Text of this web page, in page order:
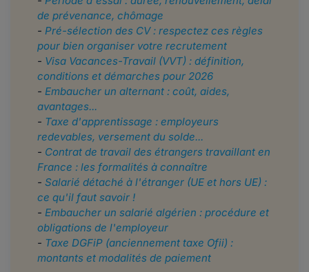
de prévenance, chômage
- Pré-sélection des CV : respectez ces règles
pour bien organiser votre recrutement
- Visa Vacances-Travail (VVT) : définition,
conditions et démarches pour 2026
- Embaucher un alternant : coût, aides,
avantages...
- Taxe d'apprentissage : employeurs
redevables, versement du solde...
- Contrat de travail des étrangers travaillant en
France : les formalités à connaître
- Salarié détaché à l'étranger (UE et hors UE) :
ce qu'il faut savoir !
- Embaucher un salarié algérien : procédure et
obligations de l'employeur
- Taxe DGFiP (anciennement taxe Ofii) :
montants et modalités de paiement